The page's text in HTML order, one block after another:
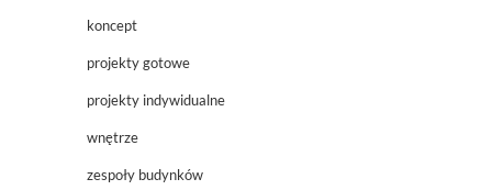
koncept
projekty gotowe
projekty indywidualne
wnętrze
zespoły budynków